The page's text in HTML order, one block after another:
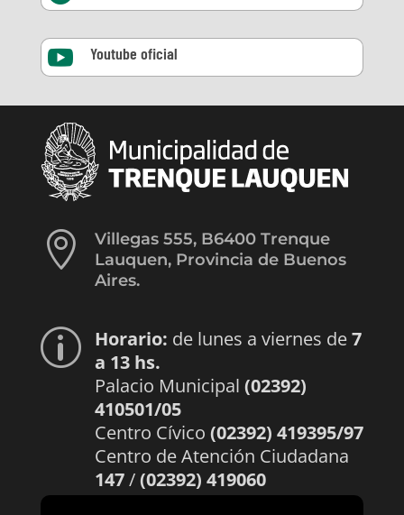
 Youtube oficial

Villegas 555, B6400 Trenque
Lauquen, Provincia de Buenos
Aires.
p Horario: de lunes a viernes de7
a 13 hs.
Palacio Municipal (02392)
410501/05
Centro Cívico (02392) 419395/97
Centro de Atención Ciudadana
147/(02392) 419060